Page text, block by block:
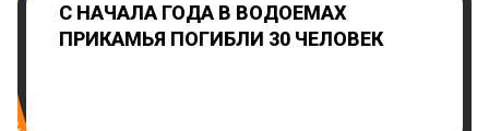
С НАЧАЛА ГОДА В ВОДОЕМАХ
ПРИКАМЬЯ ПОГИБЛИ 30 ЧЕЛОВЕК